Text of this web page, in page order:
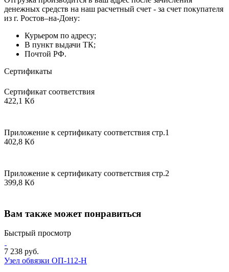
денежных средств на наш расчетный счет - за счет покупателя
из г. Ростов–на-Дону:
Курьером по адресу;
В пункт выдачи ТК;
Почтой РФ.
Сертификаты
Сертификат соответствия
422,1 Кб
Приложение к сертификату соответствия стр.1
402,8 Кб
Приложение к сертификату соответствия стр.2
399,8 Кб
Вам также может понравиться
Быстрый просмотр
7 238 руб.
Узел обвязки ОП-112-Н